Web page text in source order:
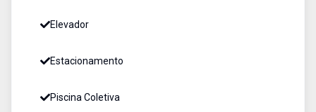
Elevador
Estacionamento
Piscina Coletiva